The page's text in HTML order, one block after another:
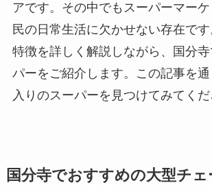
アです。その中でもスーパーマー
民の日常生活に欠かせない存在で
特徴を詳しく解説しながら、国分
パーをご紹介します。この記事を
入りのスーパーを見つけてみてくだ
国分寺でおすすめの大型チ